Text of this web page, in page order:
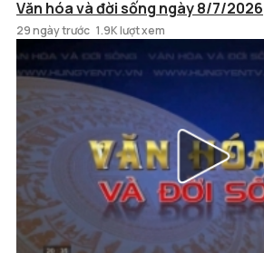
Văn hóa và đời sống ngày 8/7/2026
29 ngày trước 1.9K lượt xem